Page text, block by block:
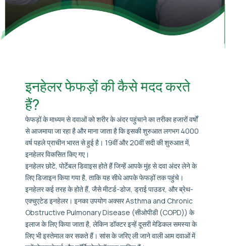
इनहेलर फेफड़ों की कैसे मदद करते
हैं?
फेफड़ों के माध्यम से दवाओं को शरीर के अंदर पहुंचाने का तरीका हजारों वर्षों
से आजमाया जा रहा है और माना जाता है कि इसकी शुरुआत लगभग 4000
वर्ष पहले प्राचीन भारत से हुई है। 19वीं और 20वीं सदी की शुरुआत में,
इनहेलर विकसित किए गए।
इनहेलर छोटे, पोर्टेबल डिवाइस होते हैं जिन्हें आपके मुंह से दवा अंदर लेने के
लिए डिजाइन किया गया है, ताकि यह सीधे आपके फेफड़ों तक पहुंचे।
इनहेलर कई तरह के होते हैं, जैसे मीटर्ड-डोज, ड्राई पाउडर, और ब्रेथ-
एक्चुएटेड इनहेलर। इनका उपयोग अक्सर Asthma and Chronic
Obstructive Pulmonary Disease (सीओपीडी (COPD)) के
इलाज के लिए किया जाता है, लेकिन डॉक्टर इन्हें दूसरी मेडिकल समस्या के
लिए भी इस्तेमाल कर सकते हैं। सांस के जरिए ली जाने वाली आम दवाओं में